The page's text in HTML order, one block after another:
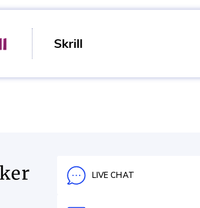
de courtier NSBroker. Les cartes VISA,
Skrill
LIVE CHAT